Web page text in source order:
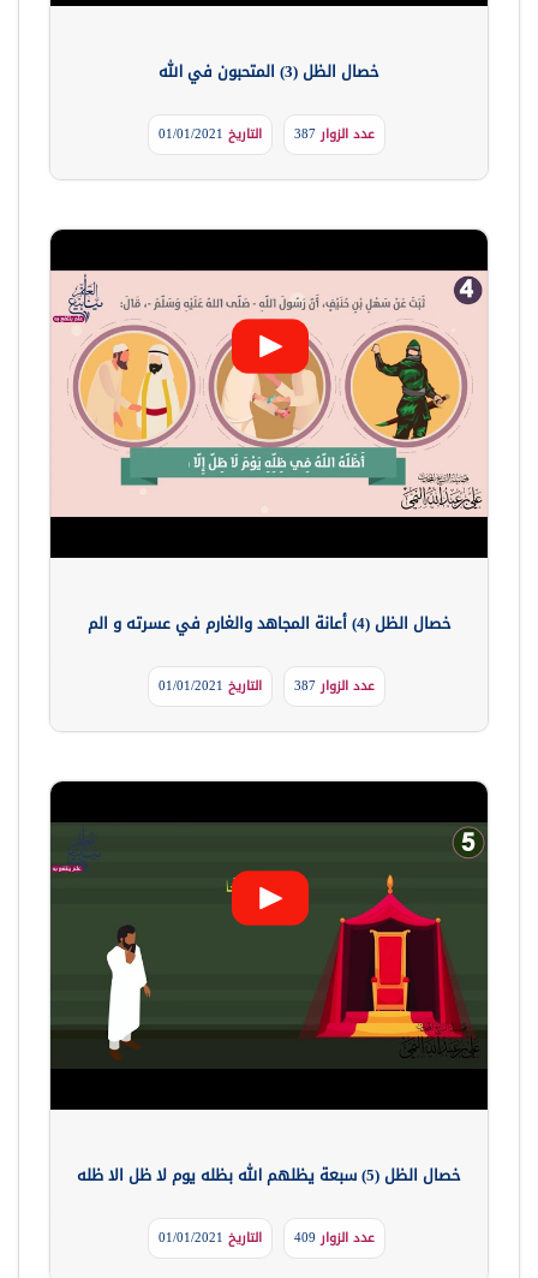
خصال الظل (3) المتحبون في الله
عدد الزوار387 التاريخ
خصال الظل (4) أعانة المجاهد والغارم في عسرته و الم
عدد الزوار387 التاريخ
خصال الظل (5) سبعة يظلهم الله بظله يوم لا ظل الا ظله
عدد الزوار التاريخ